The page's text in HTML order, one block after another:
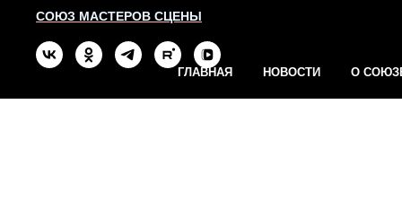
СОЮЗ МАСТЕРОВ СЦЕНЫ
ГЛАВНАЯ НОВОСТИ О